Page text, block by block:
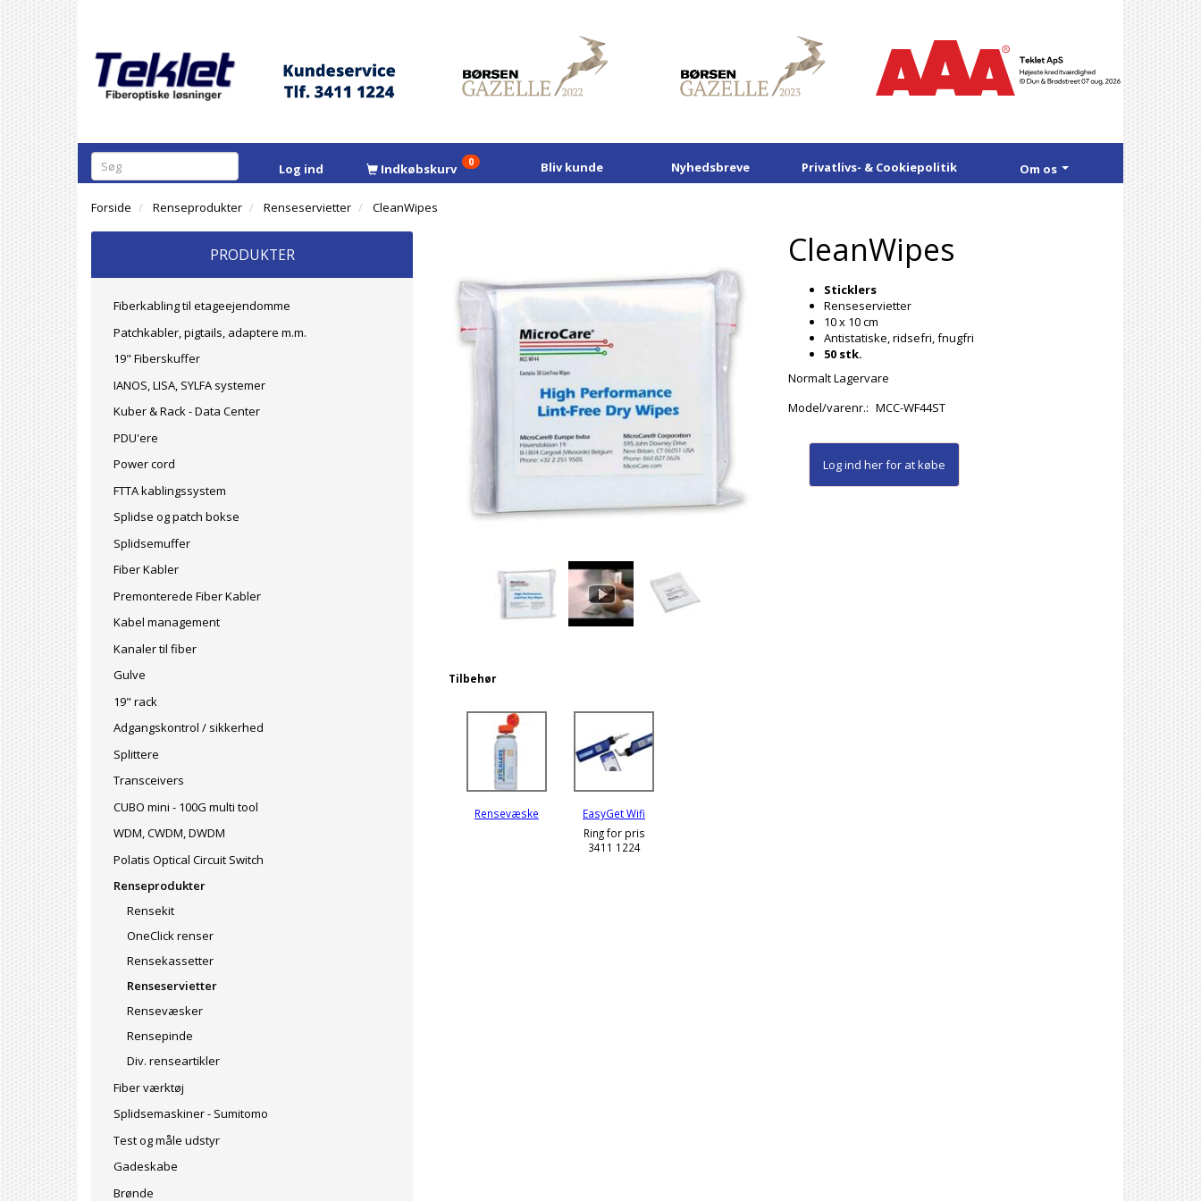
Log ind Indkøbskurv 0 Bliv kunde Nyhedsbreve Privatlivs- & Cookiepolitik Om os
Forside Renseprodukter Renseservietter CleanWipes
PRODUKTER
Fiberkabling til etageejendomme
Patchkabler, pigtails, adaptere m.m.
19" Fiberskuffer
IANOS, LISA, SYLFA systemer
Kuber & Rack - Data Center
PDU'ere
Power cord
FTTA kablingssystem
Splidse og patch bokse
Splidsemuffer
Fiber Kabler
Premonterede Fiber Kabler
Kabel management
Kanaler til fiber
Gulve
19" rack
Adgangskontrol / sikkerhed
Splittere
Transceivers
CUBO mini - 100G multi tool
WDM, CWDM, DWDM
Polatis Optical Circuit Switch
Renseprodukter
Rensekit
OneClick renser
Rensekassetter
Renseservietter
Rensevæsker
Rensepinde
Div. renseartikler
Fiber værktøj
Splidsemaskiner - Sumitomo
Test og måle udstyr
Gadeskabe
Brønde
CleanWipes
Sticklers
Renseservietter
10 x 10 cm
Antistatiske, ridsefri, fnugfri
50 stk.
Normalt Lagervare
Model/varenr.: MCC-WF44ST
Log ind herfor at købe
Tilbehør
Rensevæske
EasyGet Wifi
Ring for pris
3411 1224